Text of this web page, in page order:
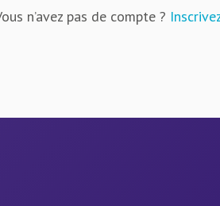
n’avez pas de compte ?